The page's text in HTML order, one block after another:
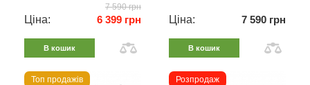
7 590 грн
Ціна: 6 399 грн
В кошик
Ціна: 7 590 грн
В кошик
Топ продажів Розпродаж